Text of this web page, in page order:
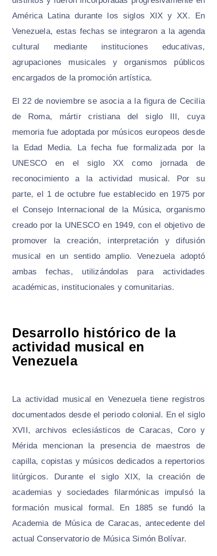
América Latina durante los siglos XIX y XX. En
Venezuela, estas fechas se integraron a la agenda
cultural mediante instituciones educativas,
agrupaciones musicales y organismos públicos
encargados de la promoción artística.
El 22 de noviembre se asocia a la figura de Cecilia
de Roma, mártir cristiana del siglo III, cuya
memoria fue adoptada por músicos europeos desde
la Edad Media. La fecha fue formalizada por la
UNESCO en el siglo XX como jornada de
reconocimiento a la actividad musical. Por su
parte, el 1 de octubre fue establecido en 1975 por
el Consejo Internacional de la Música, organismo
creado por la UNESCO en 1949, con el objetivo de
promover la creación, interpretación y difusión
musical en un sentido amplio. Venezuela adoptó
ambas fechas, utilizándolas para actividades
académicas, institucionales y comunitarias.
Desarrollo histórico de la
actividad musical en
Venezuela
La actividad musical en Venezuela tiene registros
documentados desde el periodo colonial. En el siglo
XVII, archivos eclesiásticos de Caracas, Coro y
Mérida mencionan la presencia de maestros de
capilla, copistas y músicos dedicados a repertorios
litúrgicos. Durante el siglo XIX, la creación de
academias y sociedades filarmónicas impulsó la
formación musical formal. En 1885 se fundó la
Academia de Música de Caracas, antecedente del
actual Conservatorio de Música Simón Bolívar.